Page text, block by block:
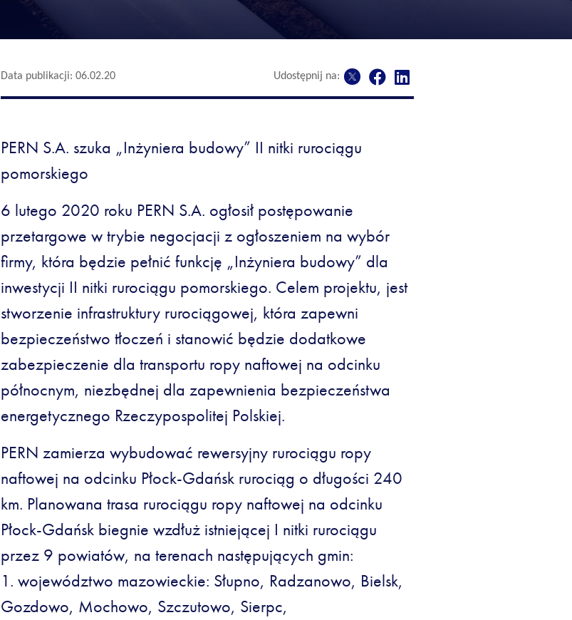
Data publikacji: 06.02.20 Udostępnij na:
PERN S.A. szuka „Inżyniera budowy” II nitki rurociągu
pomorskiego
6 lutego 2020 roku PERN S.A. ogłosił postępowanie
przetargowe w trybie negocjacji z ogłoszeniem na wybór
firmy, która będzie pełnić funkcję „Inżyniera budowy” dla
inwestycji II nitki rurociągu pomorskiego. Celem projektu, jest
stworzenie infrastruktury rurociągowej, która zapewni
bezpieczeństwo tłoczeń i stanowić będzie dodatkowe
zabezpieczenie dla transportu ropy naftowej na odcinku
północnym, niezbędnej dla zapewnienia bezpieczeństwa
energetycznego Rzeczypospolitej Polskiej.
PERN zamierza wybudować rewersyjny rurociągu ropy
naftowej na odcinku Płock-Gdańsk rurociąg o długości 240
km. Planowana trasa rurociągu ropy naftowej na odcinku
Płock-Gdańsk biegnie wzdłuż istniejącej I nitki rurociągu
przez 9 powiatów, na terenach następujących gmin:
1. województwo mazowieckie: Słupno, Radzanowo, Bielsk,
Gozdowo, Mochowo, Szczutowo, Sierpc,